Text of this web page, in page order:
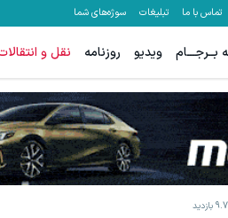
تماس با ما تبلیغات سوژه‌های شما
بــرجـــام ویدیو روزنامه نقل و
بازدید
معاملات فارکس اسپرد از صفر و تا ۵۰۰ دلار بونوس